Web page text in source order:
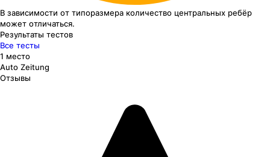
В зависимости от типоразмера количество центральных ребёр
может отличаться.
Результаты тестов
Все тесты
1 место
Auto Zeitung
Отзывы